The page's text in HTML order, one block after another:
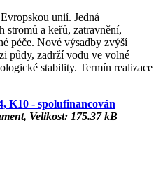
unií. Jedná
stromů a keřů, zatravnění,
péče. Nové výsadby zvýší
půdy, zadrží vodu ve volné
stability. Termín realizace
K10 - spolufinancován
Velikost: 175.37 kB